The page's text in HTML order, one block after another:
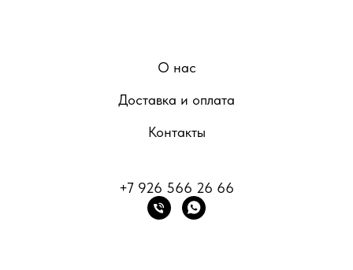
О нас
Доставка и оплата
Контакты
+7 926 566 26 66